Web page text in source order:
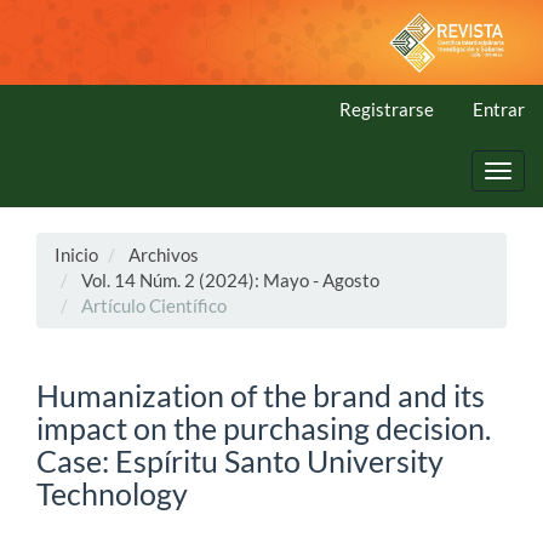
principal
Registrarse Entrar
Inicio
Archivos
Vol. 14 Núm. 2 (2024): Mayo - Agosto
Artículo Científico
Humanization of the brand and its
impact on the purchasing decision.
Case: Espíritu Santo University
Technology